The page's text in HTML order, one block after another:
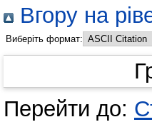
Вгору на
Виберіть формат:
Перейти до: